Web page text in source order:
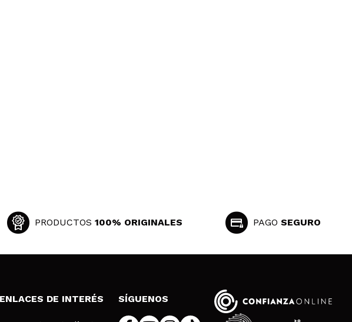
PRODUCTOS 100% ORIGINALES PAGO SEGURO
ENLACES DE INTERÉS SÍGUENOS